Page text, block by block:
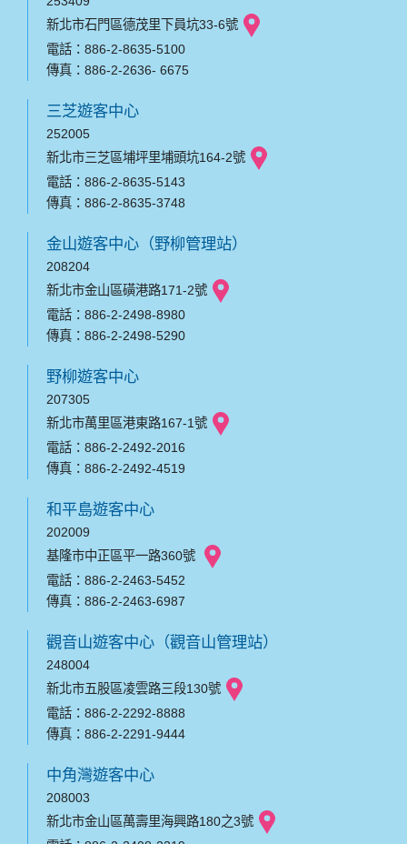
新北市石門區德茂里下員坑33-6號
電話：886-2-8635-5100
傳真：886-2-2636- 6675
三芝遊客中心
252005
新北市三芝區埔坪里埔頭坑164-2號
電話：886-2-8635-5143
傳真：886-2-8635-3748
金山遊客中心（野柳管理站）
208204
新北市金山區磺港路171-2號
電話：886-2-2498-8980
傳真：886-2-2498-5290
野柳遊客中心
207305
新北市萬里區港東路167-1號
電話：886-2-2492-2016
傳真：886-2-2492-4519
和平島遊客中心
202009
基隆市中正區平一路360號
電話：886-2-2463-5452
傳真：886-2-2463-6987
觀音山遊客中心（觀音山管理站）
248004
新北市五股區凌雲路三段130號
電話：886-2-2292-8888
傳真：886-2-2291-9444
中角灣遊客中心
208003
新北市金山區萬壽里海興路180之3號